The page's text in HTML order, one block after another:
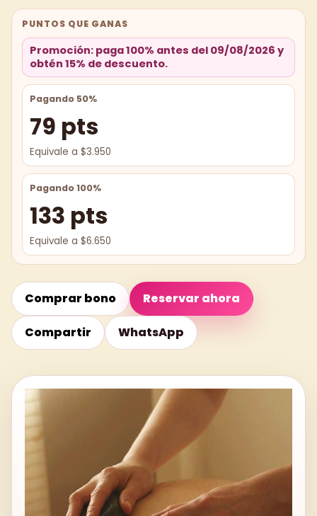
PUNTOS QUE GANAS
Promoción: paga 100% antes del 09/08/2026 y
obtén 15% de descuento.
Pagando 50%
79 pts
Equivale a $3.950
Pagando 100%
133 pts
Equivale a $6.650
Comprar bono Reservar ahora
Compartir WhatsApp